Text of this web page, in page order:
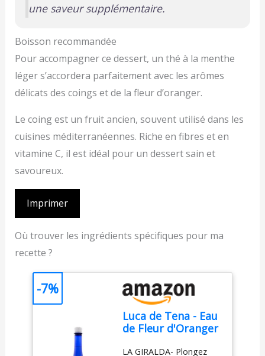
une saveur supplémentaire.
Boisson recommandée
Pour accompagner ce dessert, un thé à la menthe
léger s’accordera parfaitement avec les arômes
délicats des coings et de la fleur d’oranger.
Le coing est un fruit ancien, souvent utilisé dans les
cuisines méditerranéennes. Riche en fibres et en
vitamine C, il est idéal pour un dessert sain et
savoureux.
Imprimer
Où trouver les ingrédients spécifiques pour ma
recette ?
Luca de Tena - Eau
de Fleur d'Oranger
LA GIRALDA- Plongez
-7%